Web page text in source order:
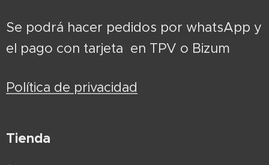
Se podrá hacer pedidos por whatsApp y
el pago con tarjeta en TPV o Bizum
Política de privacidad
Tienda